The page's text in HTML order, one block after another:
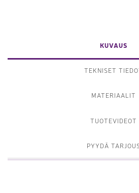
KUVAUS
TEKNISET
MATERIAALIT
TUOTEVIDEOT
PYYDÄ